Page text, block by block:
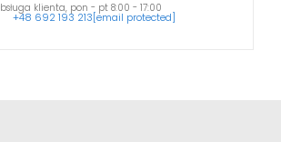
klienta, pon - pt 8:00 - 17:00
+48 692 193 213[email protected]